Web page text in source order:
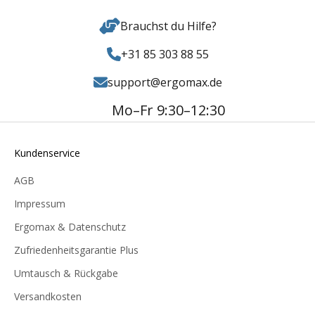
Brauchst du Hilfe?
+31 85 303 88 55
support@ergomax.de
Mo–Fr 9:30–12:30
Kundenservice
AGB
Impressum
Ergomax & Datenschutz
Zufriedenheitsgarantie Plus
Umtausch & Rückgabe
Versandkosten